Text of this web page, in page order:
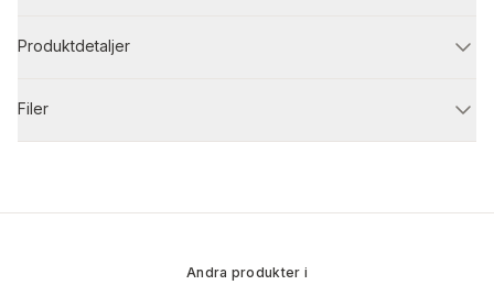
Produktdetaljer
Filer
Andra produkter i